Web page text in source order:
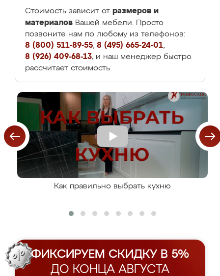
Стоимость зависит от размеров и
материалов Вашей мебели. Просто
позвоните нам по любому из телефонов:
8 (800) 511-89-55, 8 (495) 665-24-01,
8 (926) 409-68-13, и наш менеджер быстро
рассчитает стоимость.
Как правильно выбрать кухню
ФИКСИРУЕМ СКИДКУ В 5%
ДО КОНЦА АВГУСТА